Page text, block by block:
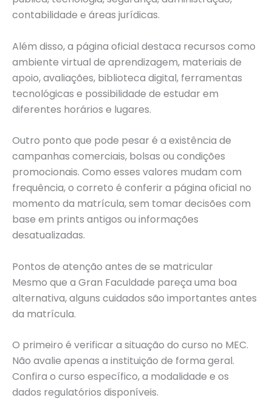
contabilidade e áreas jurídicas.
Além disso, a página oficial destaca recursos como
ambiente virtual de aprendizagem, materiais de
apoio, avaliações, biblioteca digital, ferramentas
tecnológicas e possibilidade de estudar em
diferentes horários e lugares.
Outro ponto que pode pesar é a existência de
campanhas comerciais, bolsas ou condições
promocionais. Como esses valores mudam com
frequência, o correto é conferir a página oficial no
momento da matrícula, sem tomar decisões com
base em prints antigos ou informações
desatualizadas.
Pontos de atenção antes de se matricular
Mesmo que a Gran Faculdade pareça uma boa
alternativa, alguns cuidados são importantes antes
da matrícula.
O primeiro é verificar a situação do curso no MEC.
Não avalie apenas a instituição de forma geral.
Confira o curso específico, a modalidade e os
dados regulatórios disponíveis.